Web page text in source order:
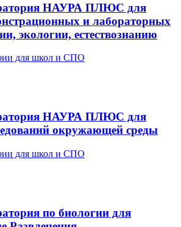
НАУРА ПЛЮС для
и лабораторных
экологии, естествознанию
для школ и СПО
НАУРА ПЛЮС для
окружающей среды
для школ и СПО
по биологии для